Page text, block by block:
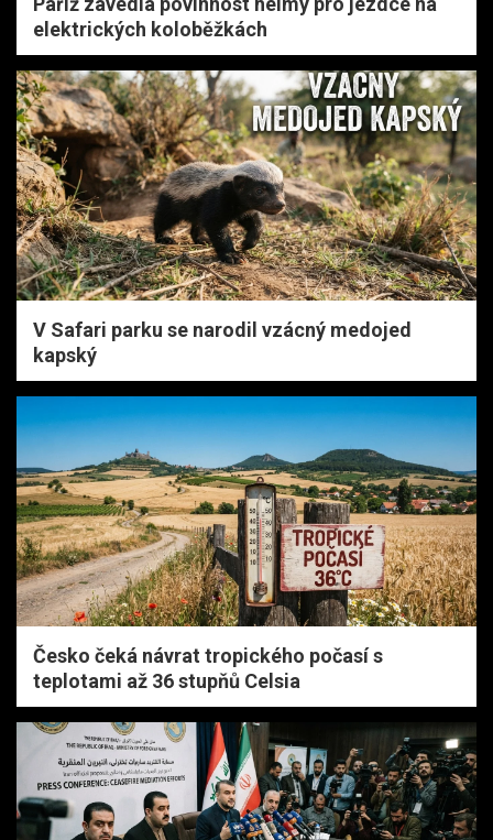
elektrických koloběžkách
V Safari parku se narodil vzácný medojed
kapský
Česko čeká návrat tropického počasí s
teplotami až 36 stupňů Celsia